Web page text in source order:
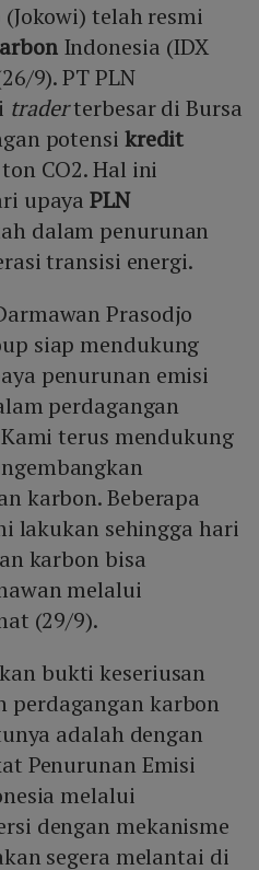
telah resmi
Indonesia (IDX
9). PT PLN
traderterbesar di Bursa
potensi kredit
CO2. Hal ini
upayaPLN
dalam penurunan
transisi energi.
Prasodjo
siap mendukung
penurunan emisi
perdagangan
terus mendukung
karbon. Beberapa
lakukan sehingga hari
karbon bisa
melalui
(29/9).
bukti keseriusan
perdagangan karbon
adalah dengan
Penurunan Emisi
melalui
dengan mekanisme
segera melantai di